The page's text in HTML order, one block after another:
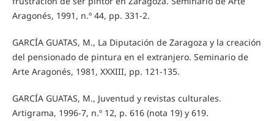
Aragonés, 1991, n.º 44, pp. 331-2.
GARCÍA GUATAS, M., La Diputación de Zaragoza y la creación
del pensionado de pintura en el extranjero. Seminario de
Arte Aragonés, 1981, XXXIII, pp. 121-135.
GARCÍA GUATAS, M., Juventud y revistas culturales.
Artigrama, 1996-7, n.º 12, p. 616 (nota 19) y 619.